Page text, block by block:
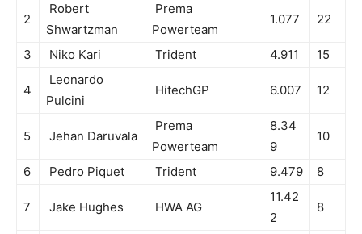
2
Robert
Shwartzman
Prema
Powerteam
1.077 22
3 Niko Kari Trident 4.911 15
4
Leonardo
Pulcini
HitechGP 6.007 12
5 Jehan Daruvala
Prema
Powerteam
8.34
9
10
6 Pedro Piquet Trident 9.479 8
7 Jake Hughes HWA AG
11.42
2
8